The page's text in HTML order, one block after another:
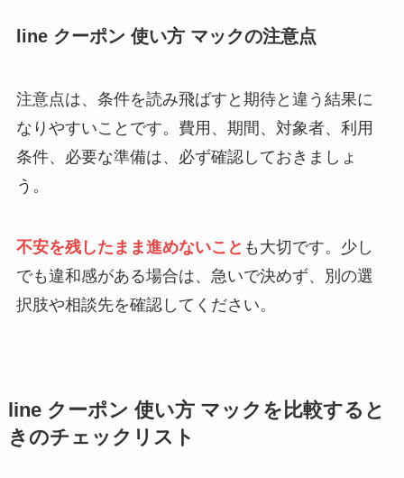
line クーポン 使い方 マックの注意点
注意点は、条件を読み飛ばすと期待と違う結果に
なりやすいことです。費用、期間、対象者、利用
条件、必要な準備は、必ず確認しておきましょ
う。
不安を残したまま進めないこと も大切です。少し
でも違和感がある場合は、急いで決めず、別の選
択肢や相談先を確認してください。
line クーポン 使い方 マックを比較すると
きのチェックリスト